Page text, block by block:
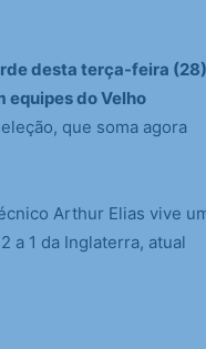
desta terça-feira (28)
equipes do Velho
que soma agora
Arthur Elias vive
a 1 da Inglaterra, atual